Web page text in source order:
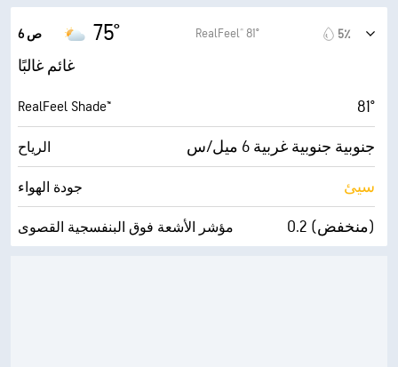
6 ص 75° RealFeel® 81° 5٪
غائم غالبًا
RealFeel Shade™ 81°
الرياح جنوبية جنوبية غربية 6 ميل/س
جودة الهواء سيئ
مؤشر الأشعة فوق البنفسجية القصوى 0.2 (منخفض)